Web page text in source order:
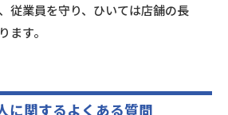
従業員を守り、ひいては店舗の長
ます。
に関するよくある質問